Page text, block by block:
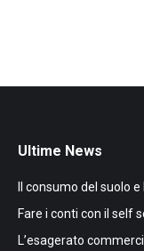
Ultime News
Il consumo del suolo
Fare i conti con il self
L’esagerato